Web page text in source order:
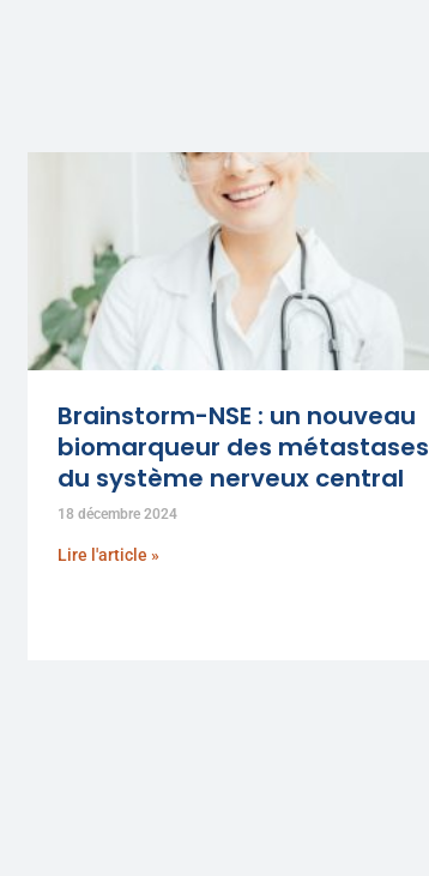
Brainstorm-NSE : un nouveau
biomarqueur des métastases
du système nerveux central
18 décembre 2024
Lire l'article »